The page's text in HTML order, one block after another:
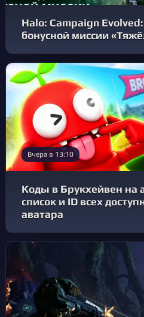
Halo: Campaign
бонусной миссии
Вчера в 13:10
Коды в Брукхейвен на
список и ID всех
аватара